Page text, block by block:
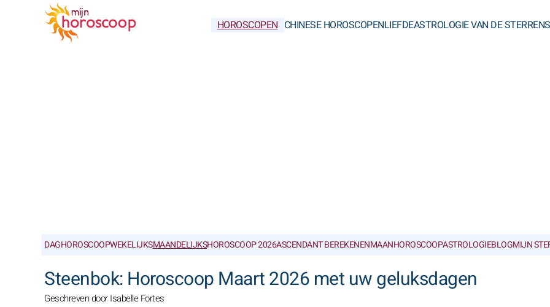
HOROSCOPEN CHINESE HOROSCOPENLIEFDEASTROLOGIE VAN DE STERREN
DAGHOROSCOOPWEKELIJKSMAANDELIJKSHOROSCOOP 2026ASCENDANT BEREKENENMAANHOROSCOOPASTROLOGIEBLOGMIJN
Steenbok: Horoscoop Maart 2026 met uw geluksdagen
Geschreven door Isabelle Fortes